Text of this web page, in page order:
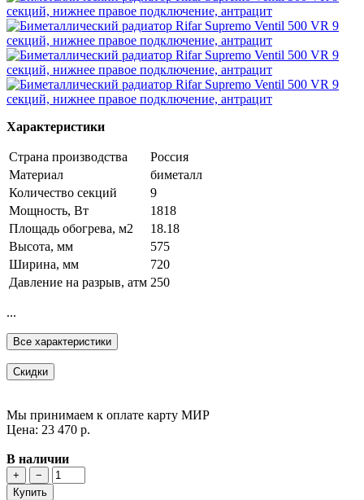
Характеристики
Страна производства
Россия
Материал
биметалл
Количество секций
9
Мощность, Вт
1818
Площадь обогрева, м2
18.18
Высота, мм
575
Ширина, мм
720
Давление на разрыв, атм 250
...
Все характеристики
Скидки
Мы принимаем к оплате карту МИР
Цена: 23 470 р.
В наличии
+
−
Купить